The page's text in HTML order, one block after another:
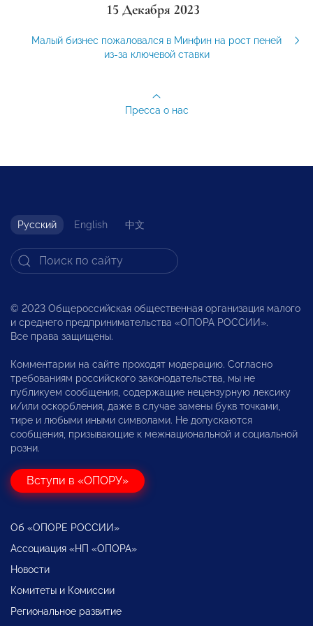
15 Декабря 2023
Малый бизнес пожаловался в Минфин на рост пеней
из-за ключевой ставки
Пресса о нас
Русский English 中文
© 2023 Общероссийская общественная организация малого
и среднего предпринимательства «ОПОРА РОССИИ».
Все права защищены.
Комментарии на сайте проходят модерацию. Согласно
требованиям российского законодательства, мы не
публикуем сообщения, содержащие нецензурную лексику
и/или оскорбления, даже в случае замены букв точками,
тире и любыми иными символами. Не допускаются
сообщения, призывающие к межнациональной и социальной
розни.
Вступи в «ОПОРУ»
Об «ОПОРЕ РОССИИ»
Ассоциация «НП «ОПОРА»
Новости
Комитеты и Комиссии
Региональное развитие